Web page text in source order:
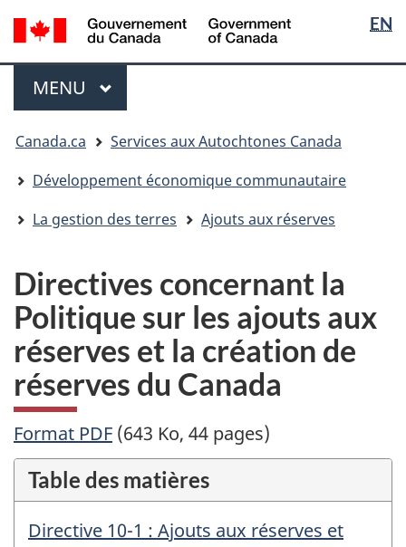
Passer
au
contenu
Passer
à
« Au
Passer
à
la
la
EN
of
Menu
MENU PRINCIPAL
êtes
ici
Canada.ca
Services aux Autochtones Canada
Développement économique communautaire
La gestion des terres
Ajouts aux réserves
Directives concernant la
Politique sur les ajouts aux
réserves et la création de
réserves du Canada
Format PDF (643 Ko, 44 pages)
Table des matières
Directive 10-1 : Ajouts aux réserves et